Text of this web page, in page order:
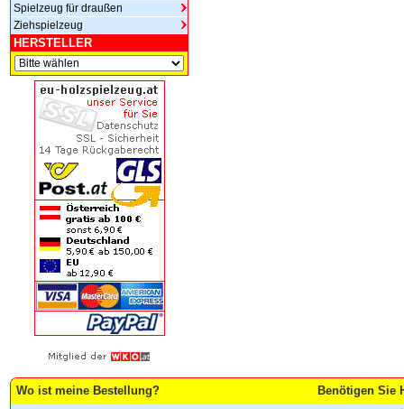
Spielzeug für draußen
Ziehspielzeug
HERSTELLER
Wo ist meine Bestellung? Benötigen Sie